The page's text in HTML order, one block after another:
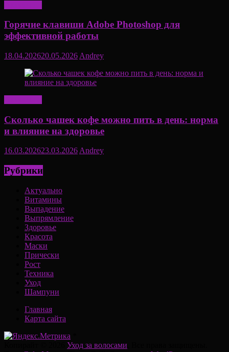
Горячие клавиши Adobe Photoshop для
эффективной работы
18.04.202620.05.2026 Andrey
Сколько чашек кофе можно пить в день: норма
и влияние на здоровье
16.03.202623.03.2026Andrey
Рубрики
Актуально
Витамины
Выпадение
Выпрямление
Здоровье
Красота
Маски
Прически
Рост
Техника
Уход
Шампуни
Главная
Карта сайта
Уход за волосами